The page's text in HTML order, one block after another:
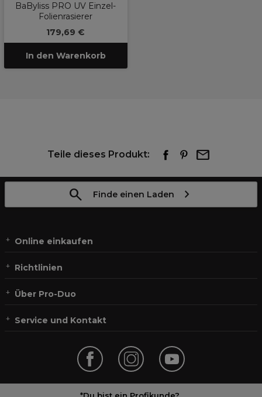
BaByliss PRO UV Einzel-
Folienrasierer
179,69 €
In den Warenkorb
Teile dieses Produkt:
Finde einen Laden
Online einkaufen
Richtlinien
Über Pro-Duo
Service und Kontakt